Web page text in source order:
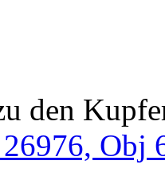
den
Obj